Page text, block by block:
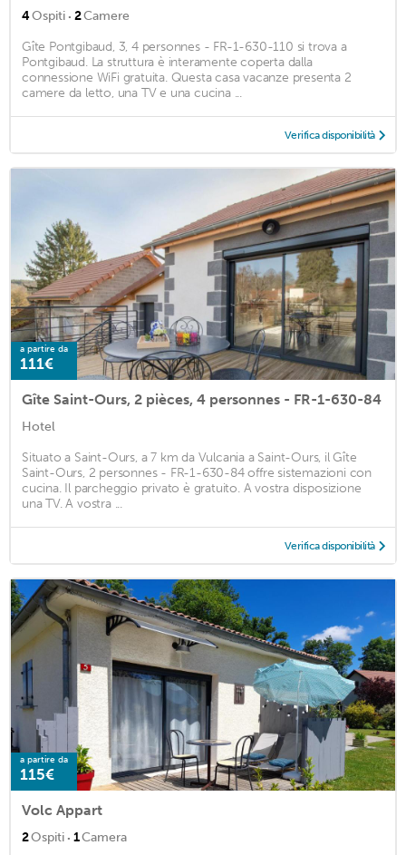
4Ospiti · 2Camere
Gîte Pontgibaud, 3, 4 personnes - FR-1-630-110 si trova a
Pontgibaud. La struttura è interamente coperta dalla
connessione WiFi gratuita. Questa casa vacanze presenta 2
camere da letto, una TV e una cucina ...
Verifica disponibilità
a partire da
111€
Gîte Saint-Ours, 2 pièces, 4 personnes - FR-1-630-84
Hotel
Situato a Saint-Ours, a 7 km da Vulcania a Saint-Ours, il Gîte
Saint-Ours, 2 personnes - FR-1-630-84 offre sistemazioni con
cucina. Il parcheggio privato è gratuito. A vostra disposizione
una TV. A vostra ...
Verifica disponibilità
a partire da
115€
Volc Appart
2Ospiti · 1Camera